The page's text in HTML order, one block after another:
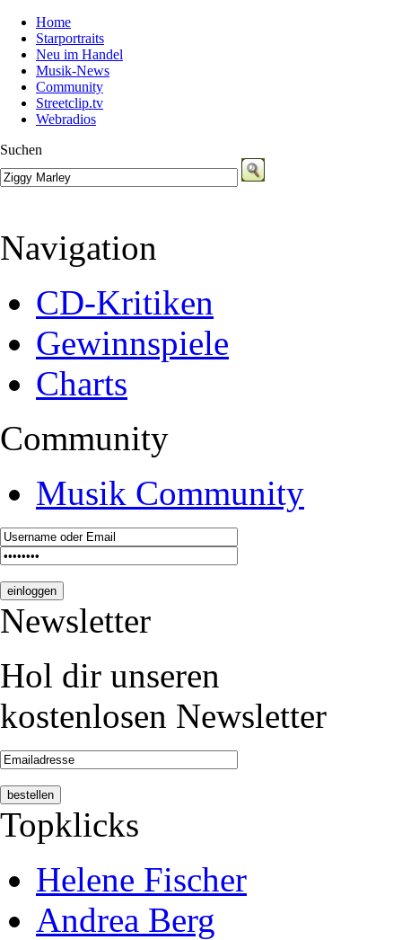
Home
Starportraits
Neu im Handel
Musik-News
Community
Streetclip.tv
Webradios
Suchen
Navigation
CD-Kritiken
Gewinnspiele
Charts
Community
Musik Community
Newsletter
Hol dir unseren
kostenlosen Newsletter
Topklicks
Helene Fischer
Andrea Berg